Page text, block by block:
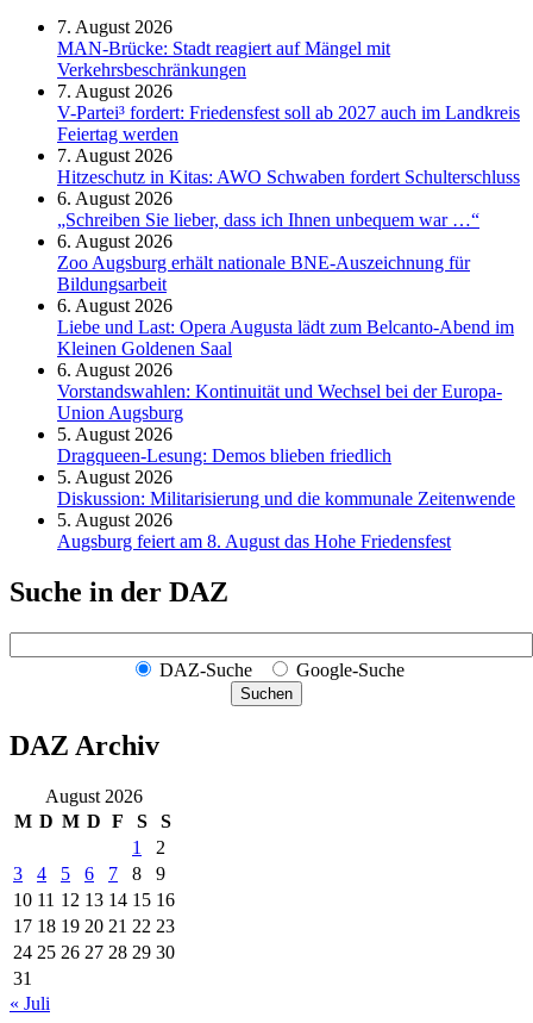
7. August 2026
MAN-Brücke: Stadt reagiert auf Mängel mit
Verkehrsbeschränkungen
7. August 2026
V-Partei­³ fordert: Friedens­fest soll ab 2027 auch im Land­kreis
Feier­tag werden
7. August 2026
Hitzeschutz in Kitas: AWO Schwaben fordert Schulterschluss
6. August 2026
„Schreiben Sie lieber, dass ich Ihnen unbequem war …“
6. August 2026
Zoo Augsburg erhält nationale BNE-Auszeichnung für
Bildungsarbeit
6. August 2026
Liebe und Last: Opera Augusta lädt zum Belcanto-Abend im
Kleinen Goldenen Saal
6. August 2026
Vorstandswahlen: Kontinuität und Wechsel bei der Europa-
Union Augsburg
5. August 2026
Dragqueen-Lesung: Demos blieben friedlich
5. August 2026
Diskussion: Mi­li­ta­ri­sie­rung und die kommunale Zeitenwende
5. August 2026
Augsburg feiert am 8. August das Hohe Friedensfest
Suche in der DAZ
DAZ-Suche Google-Suche
Suchen
DAZ Archiv
August 2026
M D M D F S
S
1
2
3
4 5 6 7 8
9
10 11 12 13 14 15 16
17 18 19 20 21 22 23
24 25 26 27 28 29 30
31
« Juli